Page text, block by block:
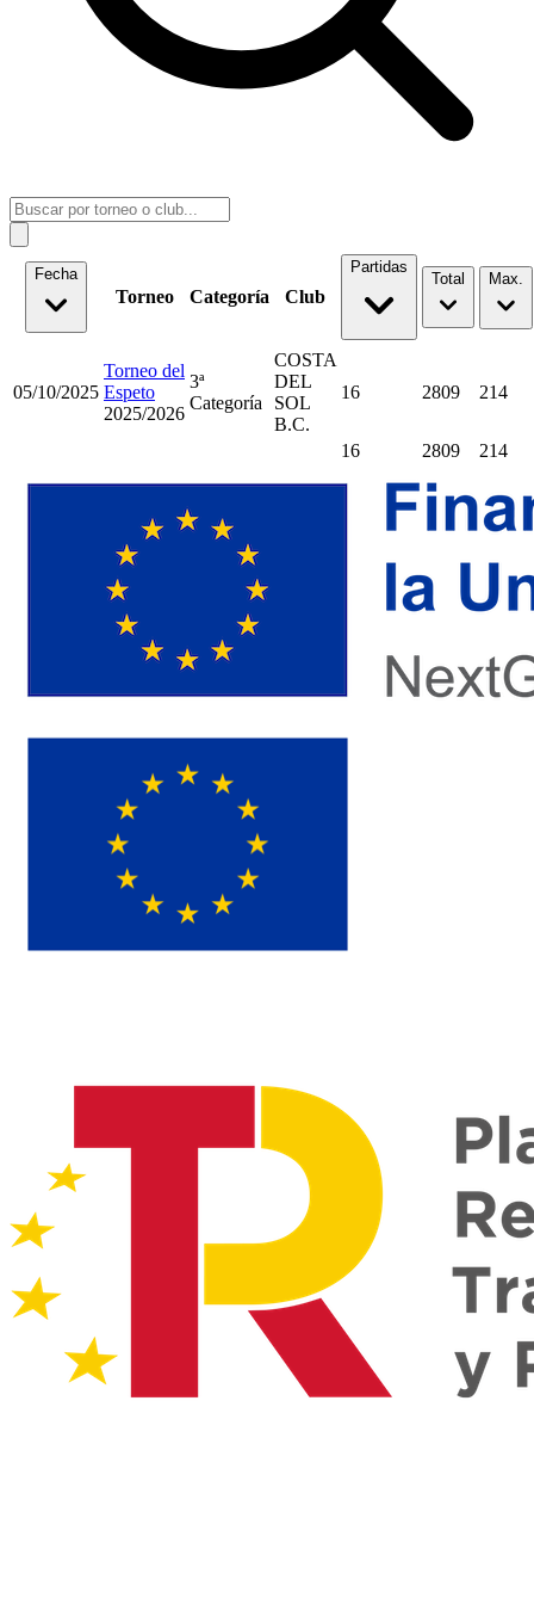
Fecha
Torneo Categoría Club
Partidas
Total Max.
05/10/2025
Torneo del
Espeto
2025/2026
3ª
Categoría
COSTA
DEL
SOL
B.C.
16 2809 214
16 2809 214